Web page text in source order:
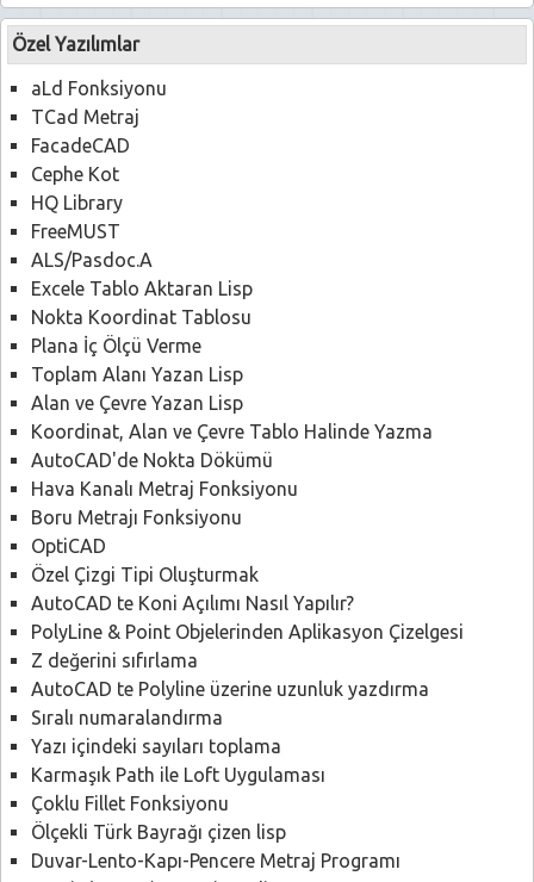
Özel Yazılımlar
aLd Fonksiyonu
TCad Metraj
FacadeCAD
Cephe Kot
HQ Library
FreeMUST
ALS/Pasdoc.A
Excele Tablo Aktaran Lisp
Nokta Koordinat Tablosu
Plana İç Ölçü Verme
Toplam Alanı Yazan Lisp
Alan ve Çevre Yazan Lisp
Koordinat, Alan ve Çevre Tablo Halinde Yazma
AutoCAD'de Nokta Dökümü
Hava Kanalı Metraj Fonksiyonu
Boru Metrajı Fonksiyonu
OptiCAD
Özel Çizgi Tipi Oluşturmak
AutoCAD te Koni Açılımı Nasıl Yapılır?
PolyLine & Point Objelerinden Aplikasyon Çizelgesi
Z değerini sıfırlama
AutoCAD te Polyline üzerine uzunluk yazdırma
Sıralı numaralandırma
Yazı içindeki sayıları toplama
Karmaşık Path ile Loft Uygulaması
Çoklu Fillet Fonksiyonu
Ölçekli Türk Bayrağı çizen lisp
Duvar-Lento-Kapı-Pencere Metraj Programı